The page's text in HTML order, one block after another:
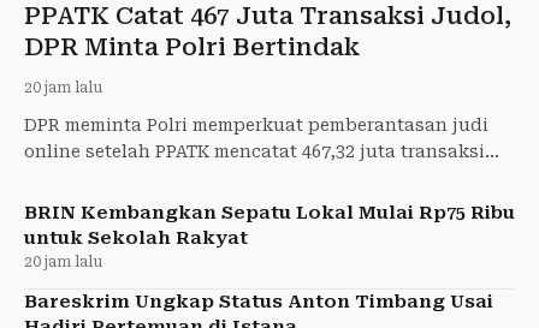
PPATK Catat 467 Juta Transaksi Judol,
DPR Minta Polri Bertindak
20 jam lalu
DPR meminta Polri memperkuat pemberantasan judi
online setelah PPATK mencatat 467,32 juta transaksi
BRIN Kembangkan Sepatu Lokal Mulai Rp75 Ribu
untuk Sekolah Rakyat
20 jam lalu
Bareskrim Ungkap Status Anton Timbang Usai